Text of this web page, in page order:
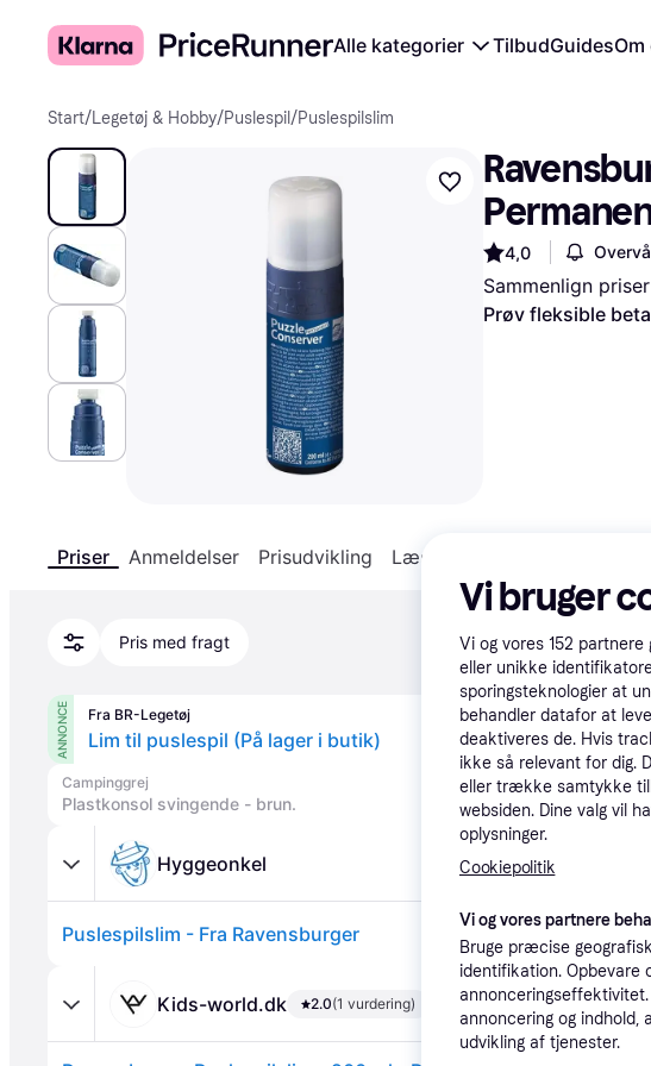
Alle kategorier TilbudGuidesOm
Start/Legetøj & Hobby/Puslespil /Puslespilslim
4,0
Sammenlign
Prøv fleksible
Priser Anmeldelser Prisudvikling Læs om produktet
Pris med fragt
ANNONCE Fra BR-Legetøj
Lim til puslespil (På lager i butik)
Campinggrej
Plastkonsol svingende - brun.
Hyggeonkel
Puslespilslim - Fra Ravensburger
Kids-world.dk 2.0(1 vurdering)
Vi bruger
Vi og vores 152 partnere
eller unikke
sporingsteknologier at
behandler datafor at
deaktiveres de. Hvis
ikke så relevant for dig.
eller trække samtykke
websiden. Dine valg vil
oplysninger.
Cookiepolitik
Vi og vores partnere
Bruge præcise
identifikation. Opbevare
annoncering og indhold,
udvikling af tjenester.